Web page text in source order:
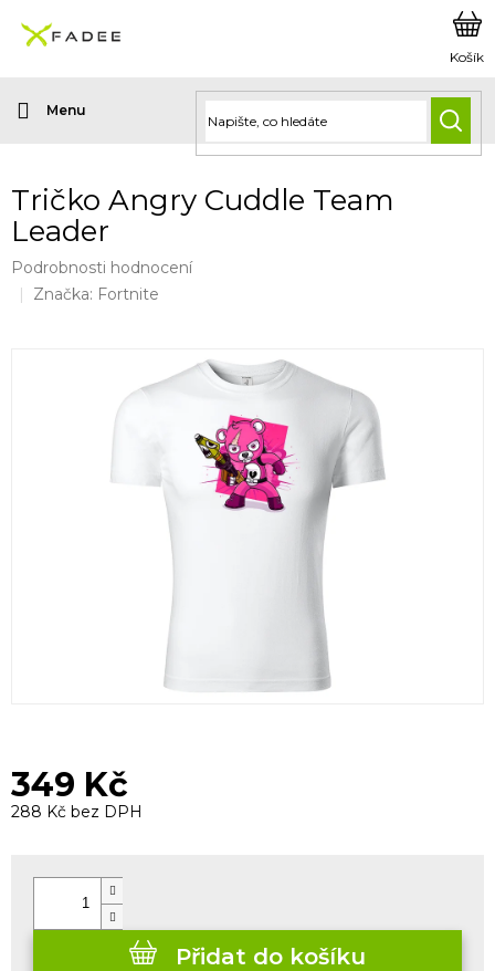
obsah
Tričko Angry Cuddle Team
Leader
Průměrné
hodnocení
Podrobnosti hodnocení
Značka: Fortnite
349 Kč
288 Kč bez DPH
Přidat do košíku